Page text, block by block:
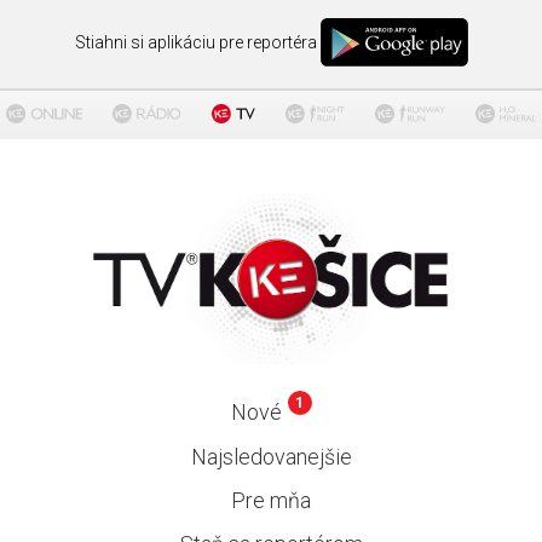
Stiahni si aplikáciu pre reportéra
Nové 1
Najsledovanejšie
Pre mňa